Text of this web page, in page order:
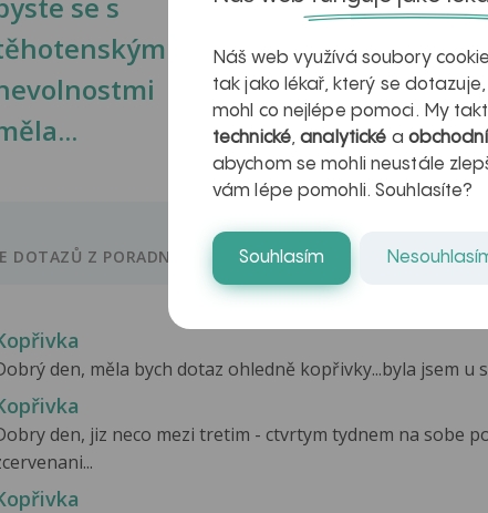
obrazech
DOTAZŮ Z PORADNY
den, měla bych dotaz ohledně kopřivky...byla jsem u
den, jiz neco mezi tretim - ctvrtym tydnem na sobe
Náš web využívá soubory
tak jako lékař, který se
mohl co nejlépe pomoci. My
technické,analytické a obchodní
abychom se mohli neustále
vám lépe pomohli. Souhlasíte?
Souhlasím